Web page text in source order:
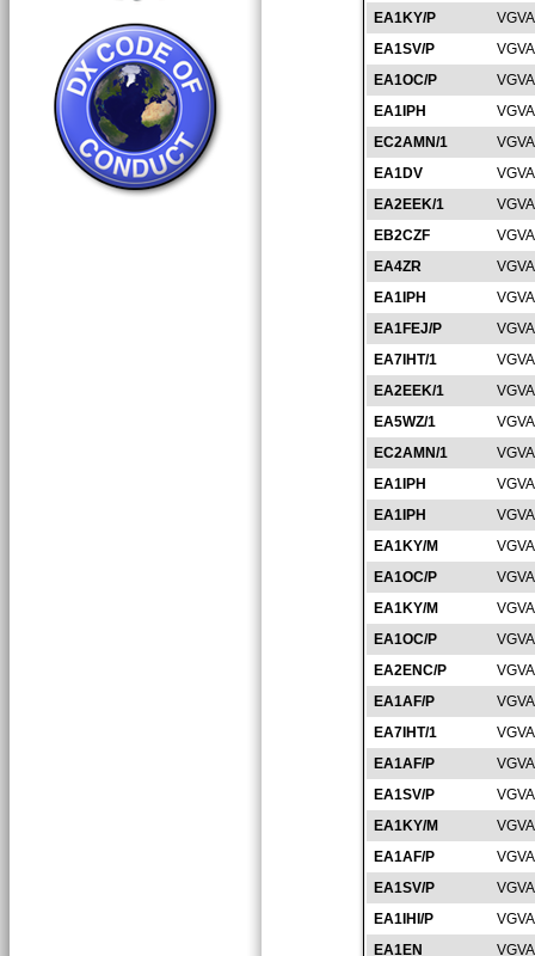
EA1KY/P
EA1SV/P
EA1OC/P
EA1IPH
EC2AMN/1
EA1DV
EA2EEK/1
EB2CZF
EA4ZR
EA1IPH
EA1FEJ/P
EA7IHT/1
EA2EEK/1
EA5WZ/1
EC2AMN/1
EA1IPH
EA1IPH
EA1KY/M
EA1OC/P
EA1KY/M
EA1OC/P
EA2ENC/P
EA1AF/P
EA7IHT/1
EA1AF/P
EA1SV/P
EA1KY/M
EA1AF/P
EA1SV/P
EA1IHI/P
EA1EN